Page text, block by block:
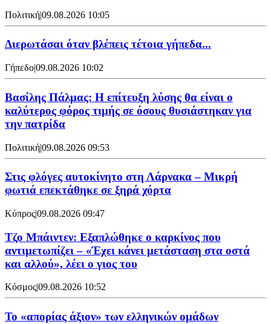
Πολιτική|09.08.2026 10:05
Διερωτάσαι όταν βλέπεις τέτοια γήπεδα...
Γήπεδο|09.08.2026 10:02
Βασίλης Πάλμας: Η επίτευξη λύσης θα είναι ο
καλύτερος φόρος τιμής σε όσους θυσιάστηκαν για
την πατρίδα
Πολιτική|09.08.2026 09:53
Στις φλόγες αυτοκίνητο στη Λάρνακα – Μικρή
φωτιά επεκτάθηκε σε ξηρά χόρτα
Κύπρος|09.08.2026 09:47
Τζο Μπάιντεν: Εξαπλώθηκε ο καρκίνος που
αντιμετωπίζει – «Έχει κάνει μετάσταση στα οστά
και αλλού», λέει ο γιος του
Κόσμος|09.08.2026 10:52
Το «απορίας άξιον» των ελληνικών ομάδων